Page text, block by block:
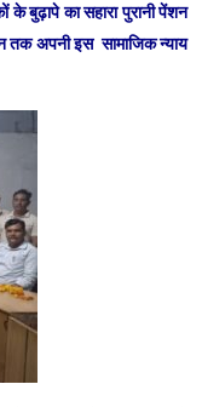
के बुढ़ापे का सहारा पुरानी पेंशन
तक अपनी इस सामाजिक न्याय